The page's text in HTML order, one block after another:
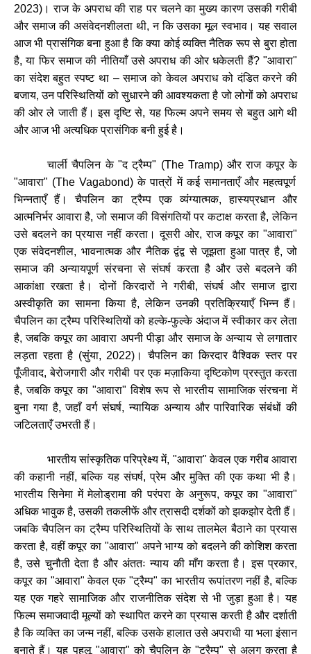
2023) । राज के अपराध की राह पर चलने का मुख्य कारण उसकी गरीबी
और समाज की असंवेदनशीलता थी,न कि उसका मूल स्वभाव। यह सवाल
आज भी प्रासंगिक बना हुआ है कि क्या कोई व्यक्ति नैतिक रूप से बुरा होता
है,या फिर समाज की नीतियाँ उसे अपराध की ओर धकेलती हैं? "आवारा"
का संदेश बहुत स्पष्ट था–समाज को केवल अपराध को दंडित करने की
बजाय,उन परिस्थितियों को सुधारने की आवश्यकता है जो लोगों को अपराध
की ओर ले जाती हैं। इस दृष्टि से,यह फिल्म अपने समय से बहुत आगे थी
और आज भी अत्यधिक प्रासंगिक बनी हुई है।
चार्ली चैपलिन के"द ट्रैम्प" (The Tramp)और राज कपूर के
"आवारा" (The Vagabond)के पात्रों में कई समानताएँ और महत्वपूर्ण
भिन्नताएँ
हैं। चैपलिन का ट्रैम्प एक व्यंग्यात्मक,हास्यप्रधान
और
आत्मनिर्भर आवारा है,जो समाज की विसंगतियों पर कटाक्ष करता है,लेकिन
उसे बदलने का प्रयास नहीं करता। दूसरी ओर,राज कपूर का "आवारा"
एक संवेदनशील, भावनात्मक और नैतिक द्वंद्व से जूझता हुआ पात्र है,जो
समाज की अन्यायपूर्ण संरचना से संघर्ष करता है और उसे बदलने की
आकांक्षा रखता है। दोनों किरदारों ने गरीबी,संघर्ष और समाज द्वारा
अस्वीकृति का सामना किया है,लेकिन उनकी प्रतिक्रियाएँ भिन्न हैं।
चैपलिन का ट्रैम्प परिस्थितियों को हल्के-फुल्के अंदाज में स्वीकार कर लेता
है,जबकि कपूर का आवारा अपनी पीड़ा और समाज के अन्याय से लगातार
लड़ता रहता है (सुंया, 2022) । चैपलिन का किरदार वैश्विक स्तर पर
पूँजीवाद,बेरोजगारी और गरीबी पर एक मज़ाकिया दृष्टिकोण प्रस्तुत करता
है,जबकि कपूर का "आवारा"विशेष रूप से भारतीय सामाजिक संरचना में
बुना गया है,जहाँ वर्ग संघर्ष,न्यायिक अन्याय और पारिवारिक संबंधों की
जटिलताएँ उभरती हैं।
भारतीय सांस्कृतिक परिप्रेक्ष्य में, "आवारा"केवल एक गरीब आवारा
की कहानी नहीं,बल्कि यह संघर्ष,प्रेम और मुक्ति की एक कथा भी है।
भारतीय सिनेमा में मेलोड्रामा की परंपरा के अनुरूप,कपूर का "आवारा"
अधिक भावुक है,उसकी तकलीफें और त्रासदी दर्शकों को झकझोर देती हैं।
जबकि चैपलिन का ट्रैम्प परिस्थितियों के साथ तालमेल बैठाने का प्रयास
करता है,वहीं कपूर का "आवारा" अपने भाग्य को बदलने की कोशिश करता
है,उसे चुनौती देता है और अंततः न्याय की माँग करता है। इस प्रकार,
कपूर का"आवारा"केवल एक"ट्रैम्प"का भारतीय रूपांतरण नहीं है,बल्कि
यह एक गहरे सामाजिक और राजनीतिक संदेश से भी जुड़ा हुआ है। यह
फिल्म समाजवादी मूल्यों को स्थापित करने का प्रयास करती है और दर्शाती
है कि व्यक्ति का जन्म नहीं,बल्कि उसके हालात उसे अपराधी या भला इंसान
बनाते हैं। यह पहलू"आवारा"को चैपलिन के"ट्रैम्प"से अलग करता है